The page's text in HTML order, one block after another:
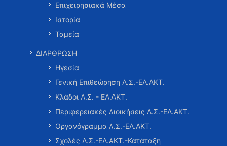
Επιχειρησιακά Μέσα
Ιστορία
Ταμεία
ΔΙΑΡΘΡΩΣΗ
Ηγεσία
Γενική Επιθεώρηση Λ.Σ.-ΕΛ.ΑΚΤ.
Κλάδοι Λ.Σ. - ΕΛ.ΑΚΤ.
Περιφερειακές Διοικήσεις Λ.Σ.-ΕΛ.ΑΚΤ.
Οργανόγραμμα Λ.Σ.-ΕΛ.ΑΚΤ.
Σχολές Λ.Σ.-ΕΛ.ΑΚΤ.-Κατάταξη